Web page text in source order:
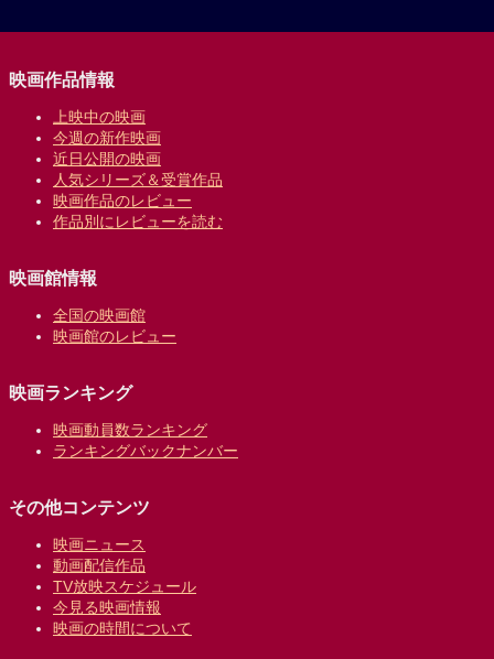
映画作品情報
上映中の映画
今週の新作映画
近日公開の映画
人気シリーズ＆受賞作品
映画作品のレビュー
作品別にレビューを読む
映画館情報
全国の映画館
映画館のレビュー
映画ランキング
映画動員数ランキング
ランキングバックナンバー
その他コンテンツ
映画ニュース
動画配信作品
TV放映スケジュール
今見る映画情報
映画の時間について